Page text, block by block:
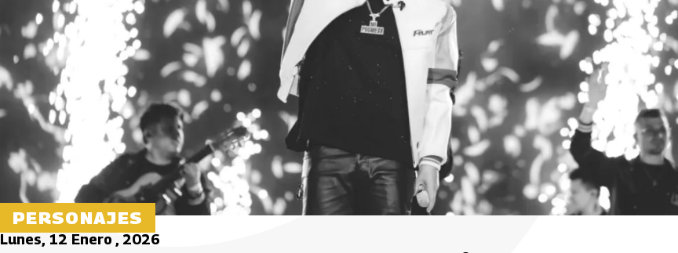
PERSONAJES
Lunes, 12 Enero , 2026